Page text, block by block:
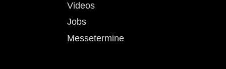
Videos
Jobs
Messetermine